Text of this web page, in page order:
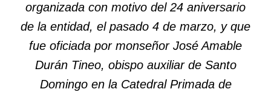
organizada con motivo del 24 aniversario
de la entidad, el pasado 4 de marzo, y que
fue oficiada por monseñor José Amable
Durán Tineo, obispo auxiliar de Santo
Domingo en la Catedral Primada de